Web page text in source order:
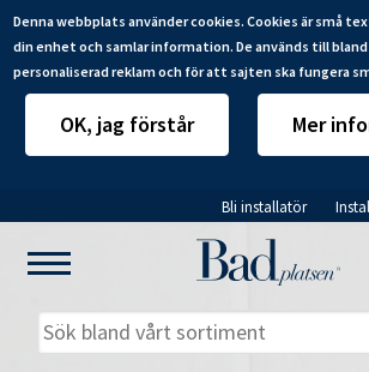
Denna webbplats använder cookies. Cookies är små
din enhet och samlar information. De används till
personaliserad reklam och för att sajten ska fungera
OK, jag förstår Mer
till
huvudinnehåll
Bli installatör